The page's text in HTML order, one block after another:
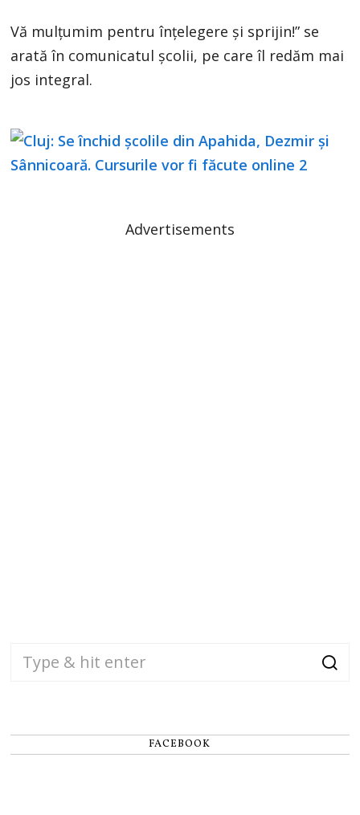
Vă mulțumim pentru înțelegere și sprijin!” se
arată în comunicatul școlii, pe care îl redăm mai
jos integral.
Advertisements
FACEBOOK